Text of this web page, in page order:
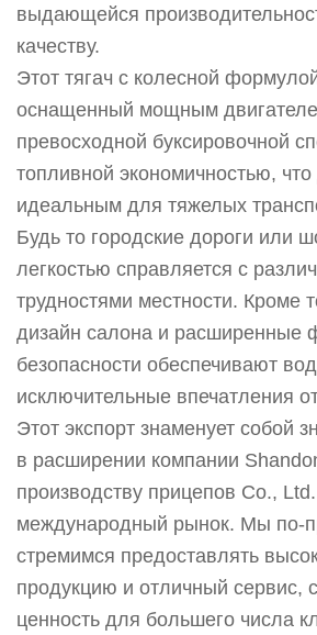
выдающейся
качеству.
Этот тягач с колесной
оснащенный мощным
превосходной буксировочной
топливной экономичностью, что
идеальным для тяжелых
Будь то городские дороги или
легкостью справляется с
трудностями местности. Кроме
дизайн салона и расширенные
безопасности обеспечивают
исключительные впечатления
Этот экспорт знаменует собой
в расширении компании
производству прицепов Co.,
международный рынок. Мы по-
стремимся предоставлять
продукцию и отличный сервис,
ценность для большего числа